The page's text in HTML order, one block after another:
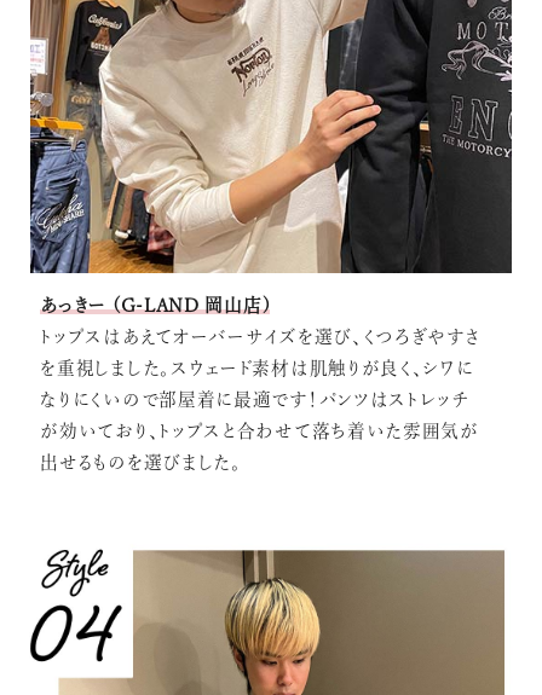
あっきー (G-LAND 岡山店)
トップスはあえてオーバーサイズを選び、くつろぎやすさ
を重視しました。スウェード素材は肌触りが良く、シワに
なりにくいので部屋着に最適です！パンツはストレッチ
が効いており、トップスと合わせて落ち着いた雰囲気が
出せるものを選びました。